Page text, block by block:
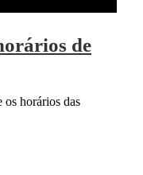
de
os horários das